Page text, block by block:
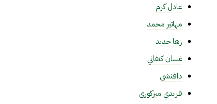
عادل كرم
مهاتير محمد
زها حديد
غسان كنفاني
دافنشي
فريدي ميركوري